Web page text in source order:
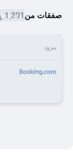
صفقات من1,301 ﷼
مزود